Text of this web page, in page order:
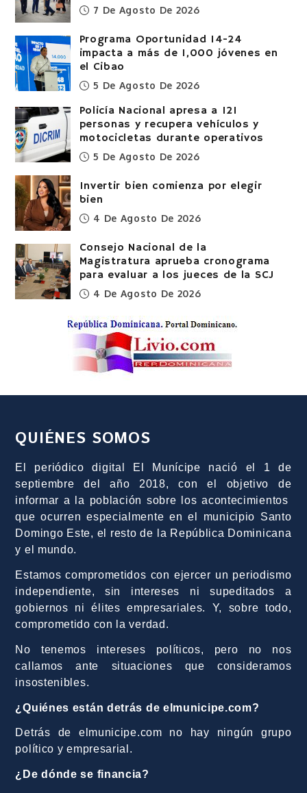
7 De Agosto De 2026
Programa Oportunidad 14-24
impacta a más de 1,000 jóvenes en
el Cibao
5 De Agosto De 2026
Policía Nacional apresa a 121
personas y recupera vehículos y
motocicletas durante operativos
5 De Agosto De 2026
Invertir bien comienza por elegir
bien
4 De Agosto De 2026
Consejo Nacional de la
Magistratura aprueba cronograma
para evaluar a los jueces de la SCJ
4 De Agosto De 2026
QUIÉNES SOMOS
El periódico digital El Munícipe nació el 1 de
septiembre del año 2018, con el objetivo de
informar a la población sobre los acontecimientos
que ocurren especialmente en el municipio Santo
Domingo Este, el resto de la República Dominicana
y el mundo.
Estamos comprometidos con ejercer un periodismo
independiente, sin intereses ni supeditados a
gobiernos ni élites empresariales. Y, sobre todo,
comprometido con la verdad.
No tenemos intereses políticos, pero no nos
callamos ante situaciones que consideramos
insostenibles.
¿Quiénes están detrás de elmunicipe.com?
Detrás de elmunicipe.com no hay ningún grupo
político y empresarial.
¿De dónde se financia?